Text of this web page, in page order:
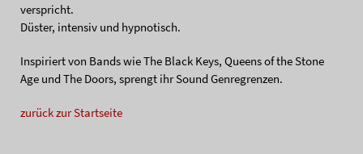
verspricht.
Düster, intensiv und hypnotisch.
Inspiriert von Bands wie The Black Keys, Queens of the Stone
Age und The Doors, sprengt ihr Sound Genregrenzen.
zurück zur Startseite